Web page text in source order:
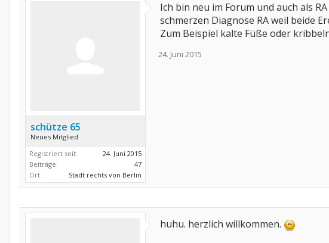
schütze 65
Neues Mitglied
Registriert seit:
24. Juni 2015
Beiträge:
47
Ort:
Stadt rechts von Berlin
Ich bin neu im Forum und auch als
schmerzen Diagnose RA weil beide
Zum Beispiel kalte Füße oder
24. Juni 2015
huhu. herzlich willkommen.